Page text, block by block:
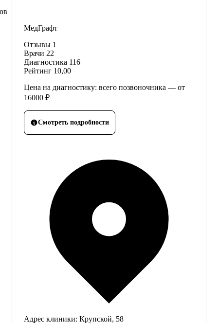
МедГрафт
Отзывы 1
Врачи 22
Диагностика 116
Рейтинг 10,00
Цена на диагностику: всего позвоночника — от
16000 ₽
Смотреть подробности
Адрес клиники: Крупской, 58